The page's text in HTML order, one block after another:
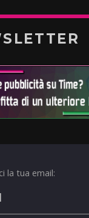
la tua email: